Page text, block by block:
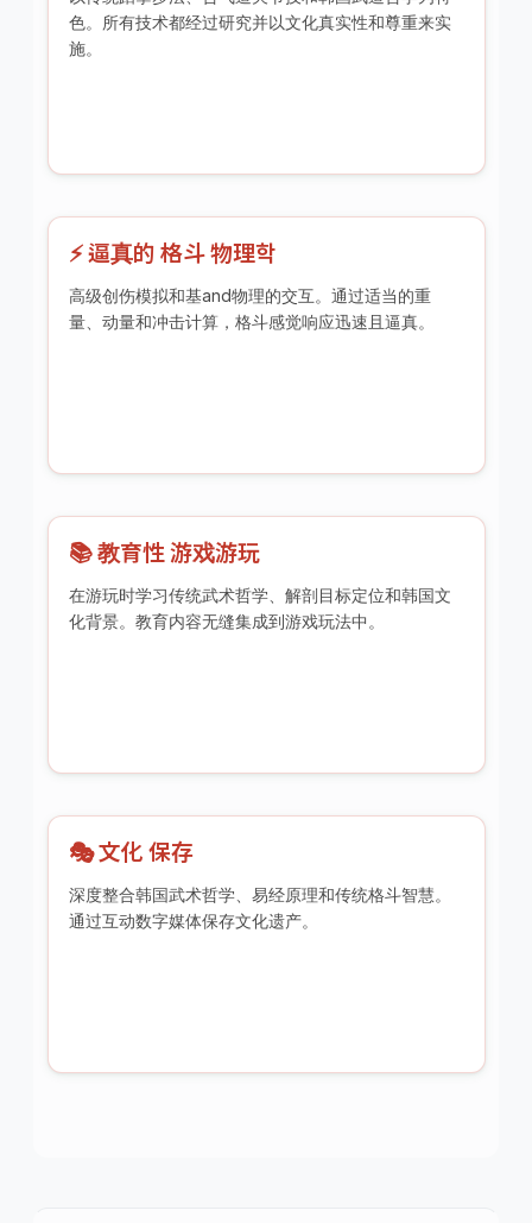
色。所有技术都经过研究并以文化真实性和尊重来实
施。
⚡ 逼真的 格斗 物理학
高级创伤模拟和基and物理的交互。通过适当的重
量、动量和冲击计算，格斗感觉响应迅速且逼真。
📚 教育性 游戏游玩
在游玩时学习传统武术哲学、解剖目标定位和韩国文
化背景。教育内容无缝集成到游戏玩法中。
🎭 文化 保存
深度整合韩国武术哲学、易经原理和传统格斗智慧。
通过互动数字媒体保存文化遗产。